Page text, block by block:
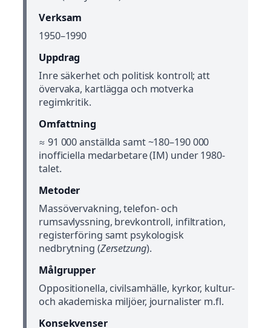
Verksam
1950–1990
Uppdrag
Inre säkerhet och politisk kontroll; att
övervaka, kartlägga och motverka
regimkritik.
Omfattning
≈ 91 000 anställda samt ~180–190 000
inofficiella medarbetare (IM) under 1980-
talet.
Metoder
Massövervakning, telefon- och
rumsavlyssning, brevkontroll, infiltration,
registerföring samt psykologisk
nedbrytning (Zersetzung).
Målgrupper
Oppositionella, civilsamhälle, kyrkor, kultur-
och akademiska miljöer, journalister m.fl.
Konsekvenser